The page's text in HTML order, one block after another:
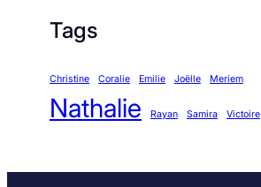
Tags
Christine Coralie Emilie Joëlle Meriem
Nathalie Rayan Samira Victoire